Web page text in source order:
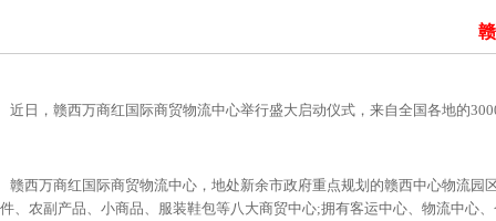
近日，赣西万商红国际商贸物流中心举行盛大启动仪式，来自全国各地的
赣西万商红国际商贸物流中心，地处新余市政府重点规划的赣西中心物流
件、农副产品、小商品、服装鞋包等八大商贸中心;拥有客运中心、物流中心